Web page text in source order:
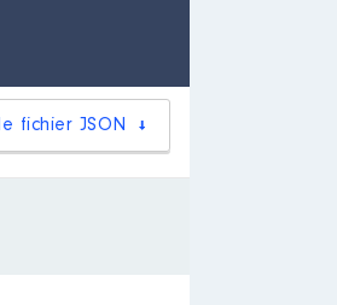
fichier JSON